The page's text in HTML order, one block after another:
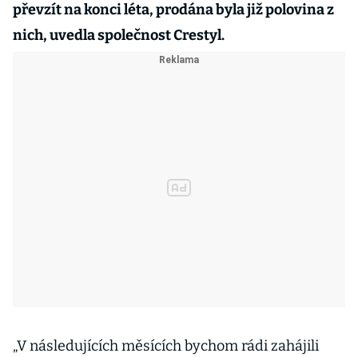
převzít na konci léta, prodána byla již polovina z
nich, uvedla společnost Crestyl.
„V následujících měsících bychom rádi zahájili